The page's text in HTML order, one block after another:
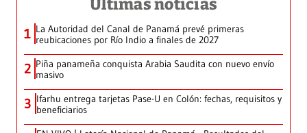
Últimas noticias
1 La Autoridad del Canal de Panamá prevé primeras
reubicaciones por Río Indio a finales de 2027
2 Piña panameña conquista Arabia Saudita con nuevo envío
masivo
3 Ifarhu entrega tarjetas Pase-U en Colón: fechas, requisitos y
beneficiarios